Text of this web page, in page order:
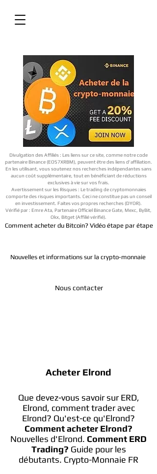
Comment acheter du Bitcoin? Vidéo étape par étape
Nouvelles et informations sur la crypto-monnaie
Nous contacter
Divulgation des Affiliés : Les liens sur ce site, comme notre code
partenaire Binance (EOS7XRBM), peuvent être des liens d'affiliation.
En les utilisant, vous soutenez nos recherches indépendantes sans
aucun coût supplémentaire, tout en bénéficiant de réductions
exclusives à vie sur vos frais.
Avertissement sur les Risques : Le trading de cryptomonnaies
comporte des risques importants. Ceci ne constitue pas un conseil
en investissement. Faites vos propres recherches (DYOR).
Vérifié par : Emre Ata, Partenaire Officiel Binance Gate, Mexc, ByBit,
Okx, Bitget (Affilié vérifié).
Acheter Elrond
Que devez-vous savoir sur ERD,
Elrond, comment trader avec
Elrond? Qu'est-ce qu'Elrond?
Comment acheter Elrond?
Nouvelles d'Elrond. Comment ERD
Trading? Guide pour les
débutants. Crypto-Monnaie FR